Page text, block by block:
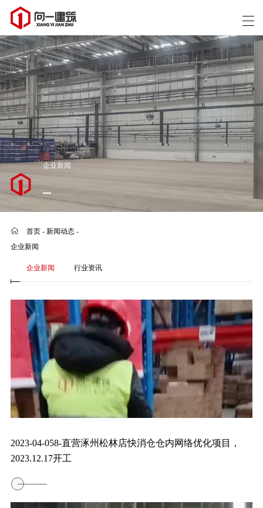
企业新闻
首页- 新闻动态-
企业新闻
企业新闻 行业资讯
2023-04-058-直营涿州松林店快消仓仓内网络优化项目，
2023.12.17开工